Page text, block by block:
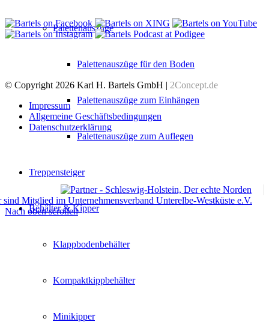
Palettenauszüge
Palettenauszüge für den Boden
Palettenauszüge zum Einhängen
Palettenauszüge zum Auflegen
Treppensteiger
Behälter & Kipper
Klappbodenbehälter
Kompaktkippbehälter
Minikipper
© Copyright 2026 Karl H. Bartels GmbH | 2Concept.de
Impressum
Allgemeine Geschäftsbedingungen
Datenschutzerklärung
Nach oben scrollen